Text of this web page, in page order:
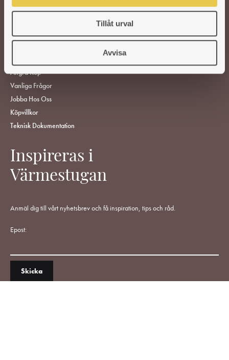
Tillåt urval
Avvisa
HITTA ÅTERFÖRSÄLJARE
Ångra Köp
Vanliga Frågor
Jobba Hos Oss
Köpvillkor
Teknisk Dokumentation
Inspireras i
Värmestugan
Anmäl dig till vårt nyhetsbrev och få inspiration, tips och råd.
Epost: